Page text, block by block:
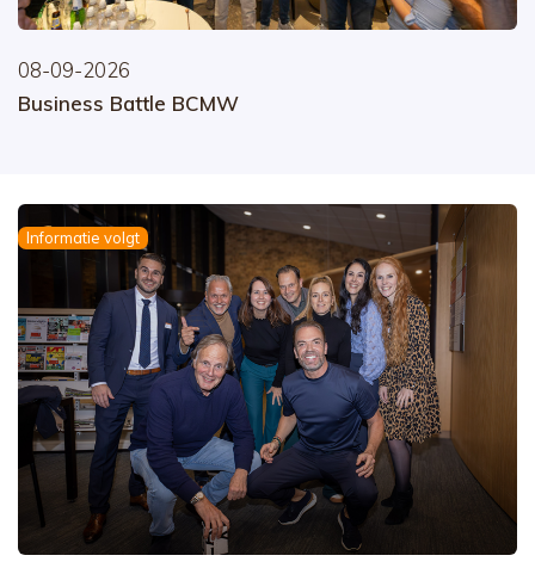
08-09-2026
Business Battle BCMW
Informatie volgt